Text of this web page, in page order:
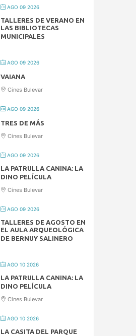
AGO 09 2026
TALLERES DE VERANO EN
LAS BIBLIOTECAS
MUNICIPALES
AGO 09 2026
VAIANA
Cines Bulevar
AGO 09 2026
TRES DE MÁS
Cines Bulevar
AGO 09 2026
LA PATRULLA CANINA: LA
DINO PELÍCULA
Cines Bulevar
AGO 09 2026
TALLERES DE AGOSTO EN
EL AULA ARQUEOLÓGICA
DE BERNUY SALINERO
AGO 10 2026
LA PATRULLA CANINA: LA
DINO PELÍCULA
Cines Bulevar
AGO 10 2026
LA CASITA DEL PARQUE